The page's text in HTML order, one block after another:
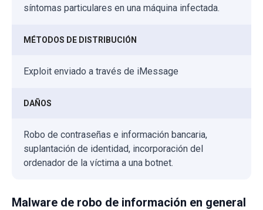
síntomas particulares en una máquina infectada.
MÉTODOS DE DISTRIBUCIÓN
Exploit enviado a través de iMessage
DAÑOS
Robo de contraseñas e información bancaria,
suplantación de identidad, incorporación del
ordenador de la víctima a una botnet.
Malware de robo de información en general